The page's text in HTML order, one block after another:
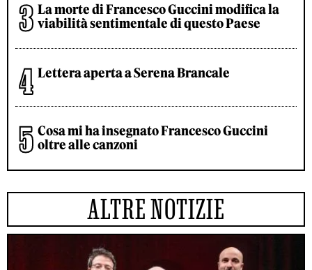
La morte di Francesco Guccini modifica la
viabilità sentimentale di questo Paese
Lettera aperta a Serena Brancale
Cosa mi ha insegnato Francesco Guccini
oltre alle canzoni
ALTRE NOTIZIE